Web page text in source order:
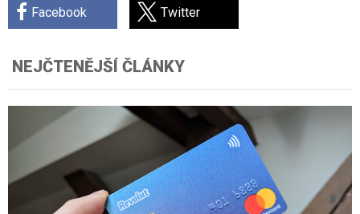
Facebook Twitter
NEJČTENĚJŠÍ ČLÁNKY